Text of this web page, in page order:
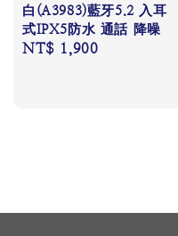
白(A3983)藍牙5.2 入耳
式IPX5防水 通話 降噪
Regular
NT$ 1,900